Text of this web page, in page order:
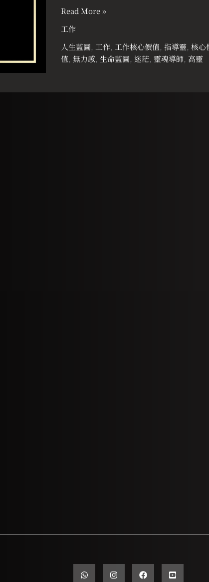
的
力
感？
Read More »
工作
人生藍圖, 工作, 工作核心價值,指導靈,核心
值, 無力感,生命藍圖, 迷茫,靈魂導師, 高靈